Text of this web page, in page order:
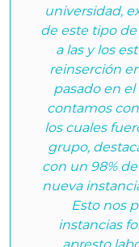
universidad,
de este tipo
a las y los
reinserción
pasado en
contamos
los cuales
grupo,
con un 98%
nueva
Esto nos
instancias
apresto